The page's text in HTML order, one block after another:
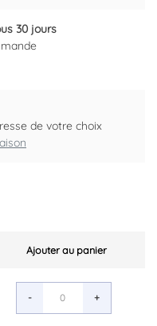
30 jours
14 jours
ici
de votre choix
Ajouter au panier
- +